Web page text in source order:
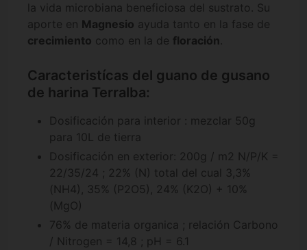
la vida microbiana beneficiosa del sustrato. Su
aporte en Magnesio ayuda tanto en la fase de
crecimiento como en la de floración.
Caracteristícas del guano de gusano
de harina Terralba:
Dosificación para interior : mezclar 50g
para 10L de tierra
Dosificación en exterior: 200g / m2 N/P/K =
22/35/24 ; 22% (N) total del cual 3,3%
(NH4), 35% (P2O5), 24% (K2O) + 10%
(MgO)
76% de materia organica ; relación Carbono
/ Nitrogen = 14,8 ; pH = 6.1